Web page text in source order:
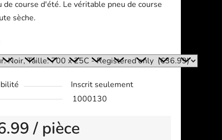
de course d'été. Le véritable pneu de course
sèche.
Inscrit seulement
1000130
/ pièce